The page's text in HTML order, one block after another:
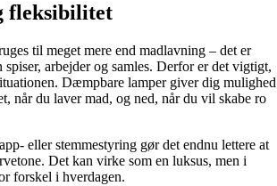
fleksibilitet
til meget mere end madlavning – det er
spiser, arbejder og samles. Derfor er det vigtigt,
Dæmpbare lamper giver dig mulighed
når du laver mad, og ned, når du vil skabe ro
eller stemmestyring gør det endnu lettere at
Det kan virke som en luksus, men i
forskel i hverdagen.